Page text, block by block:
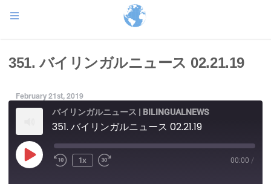
351. バイリンガルニュース 02.21.19
February 21st, 2019
バイリンガルニュース | BILINGUALNEWS
351. バイリンガルニュース 02.21.19
Play
Episode
1x 00:00 /